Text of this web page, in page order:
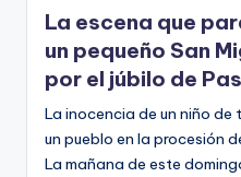
La escena que
un pequeño San
por el júbilo de
La inocencia de un niño
un pueblo en la procesión
La mañana de este